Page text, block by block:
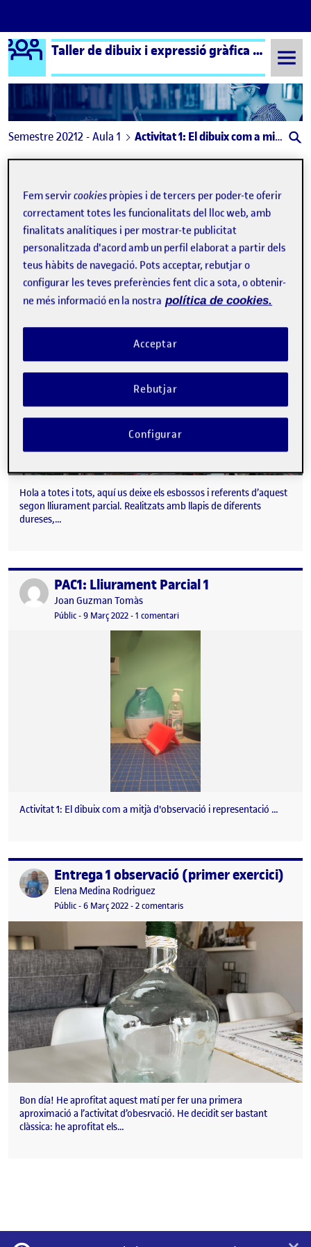
Saltar al contingut
Logo Ágora Taller de dibuix i expressió gràfica aula 1
Semestre 20212 - Aula 1 Activitat 1: El dibuix com a mitjà d'observació i representació
mitjà d'observació i
representació
Publicat per
Publicat per
Joan Guzman Tomàs
Visibilitat:
Públic-Data de publicació
29 Març 2022 -1 comentaria PAC1. Segon LLiurament
Hola a totes i tots, aquí us deixe els esbossos i referents d’aquest
segon lliurament parcial. Realitzats amb llapis de diferents
dureses,…
Publicat perPAC1: Lliurament Parcial 1
Publicat per
Joan Guzman Tomàs
Visibilitat:
Públic-Data de publicació
9 Març 202229 març, 2022 4:36 pm
-1 comentaria PAC1: Lliurament Parcial 1
Activitat 1: El dibuix com a mitjà d'observació i representació …
Publicat perEntrega 1 observació (primer exercici)
Publicat per
Elena Medina Rodriguez
Visibilitat:
Públic-Data de publicació
6 Març 2022-2 comentarisa Entrega 1 observació (primer
Bon día! He aprofitat aquest matí per fer una primera
aproximació a l’activitat d’obesrvació. He decidit ser bastant
clàssica: he aprofitat els…
Fem servircookies pròpies i de tercers per poder-te oferir
correctament totes les funcionalitats del lloc web, amb
finalitats analítiques i per mostrar-te publicitat
personalitzada d'acord amb un perfil elaborat a partir dels
teus hàbits de navegació. Pots acceptar, rebutjar o
configurar les teves preferències fent clic a sota, o obtenir-
ne més informació en la nostra política de cookies.
Rebutjar
Acceptar
Configurar